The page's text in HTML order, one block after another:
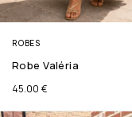
ROBES
Robe Valéria
45.00 €